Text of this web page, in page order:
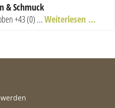
& Schmuck
+43 (0) ...Weiterlesen …